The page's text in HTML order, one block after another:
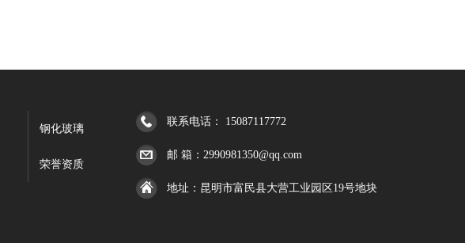
钢化玻璃
荣誉资质
联系电话： 15087117772
邮 箱：2990981350@qq.com
地址：昆明市富民县大营工业园区19号地块